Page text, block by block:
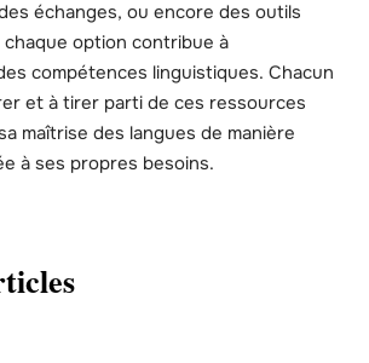
échanges, ou encore des outils
option contribue à
compétences linguistiques. Chacun
et à tirer parti de ces ressources
maîtrise des langues de manière
à ses propres besoins.